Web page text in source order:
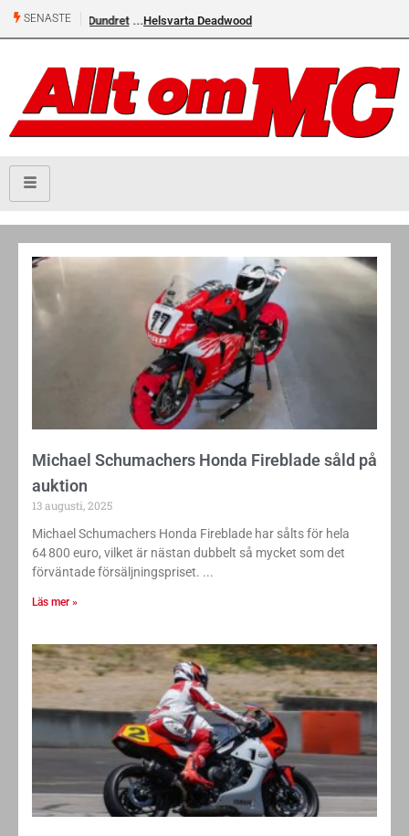
SENASTE Helsvarta Deadwood – Ny cruiser från H-D
Michael Schumachers Honda Fireblade såld på
auktion
13 augusti, 2025
Michael Schumachers Honda Fireblade har sålts för hela
64 800 euro, vilket är nästan dubbelt så mycket som det
förväntade försäljningspriset.
Läs mer »